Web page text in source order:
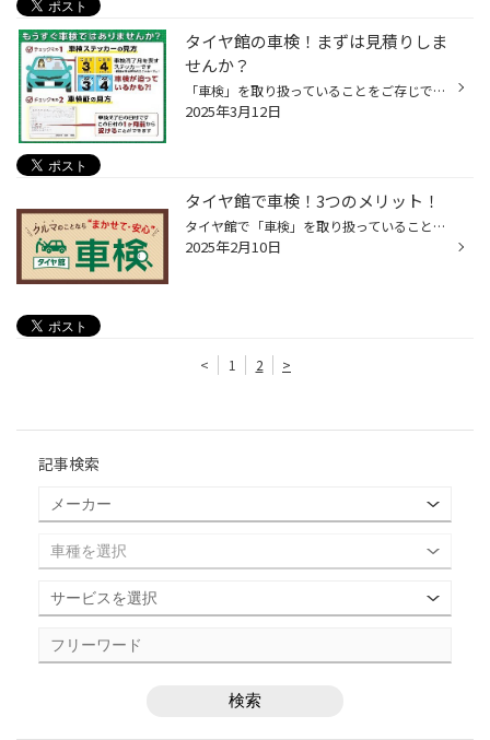
タイヤ館の車検！まずは見積りしま
せんか？
「車検」を取り扱っていることをご存じですか？ タイヤだけではなく、オイルやバッテリー交換など、メンテナンスも幅広く手掛けており、 車検も安心して、当店におまかせいただくことができます！ まずはお客様のおクルマに貼ってある「車検シール」を確認しましょう！ 特に車検シールが「3月・4月...
2025年3月12日
タイヤ館で車検！3つのメリット！
タイヤ館で「車検」を取り扱っていることをご存じですか？ タイヤだけではなく、オイルやバッテリーの交換など、メンテナンスも幅広く手掛けており、 車検も安心してタイヤ館におまかせいただくことができます！ タイヤ館で車検を受ける3つのメリット！ ＜メリット その1＞交換部品がお得！ タイヤ...
2025年2月10日
< 1 2 >
記事検索